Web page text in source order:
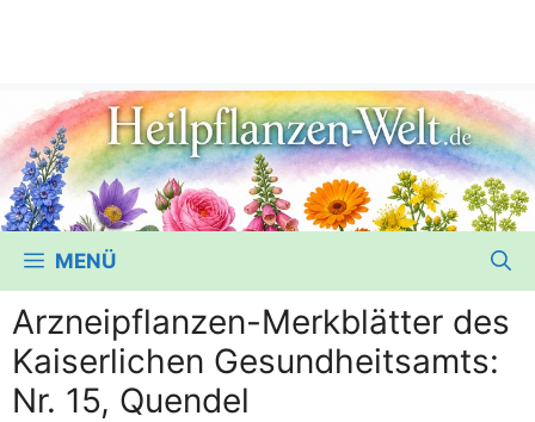
MENÜ
Arzneipflanzen-Merkblätter des
Kaiserlichen Gesundheitsamts:
Nr. 15, Quendel